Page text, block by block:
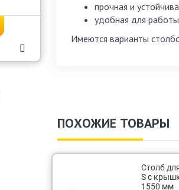
прочная и
удобная для
Имеются варианты
ПОХОЖИЕ ТОВАРЫ
Столб
S с
1550 мм